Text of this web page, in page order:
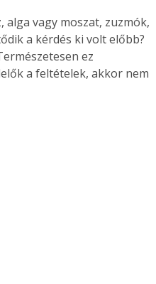
vagy moszat, zuzmók,
a kérdés ki volt előbb?
ez
a feltételek, akkor nem